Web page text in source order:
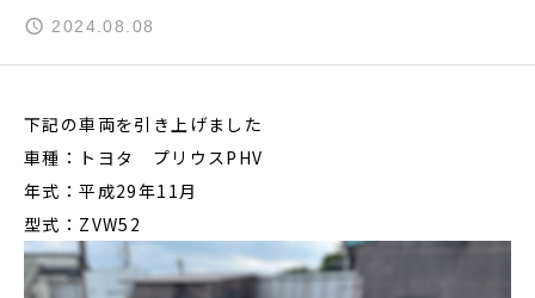
2024.08.08
下記の車両を引き上げました
車種：トヨタ プリウスPHV
年式：平成29年11月
型式：ZVW52